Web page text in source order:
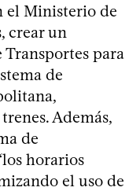
el Ministerio de
crear un
para
de
Además,
de
horarios
el uso de